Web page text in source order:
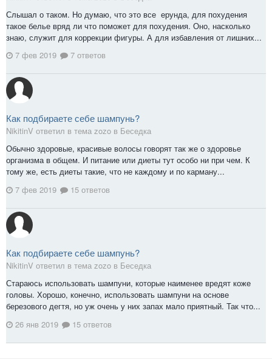
Слышал о таком. Но думаю, что это все ерунда, для похудения
такое белье вряд ли что поможет для похудения. Оно, насколько
знаю, служит для коррекции фигуры. А для избавления от лишних...
7 фев 2019
7 ответов
Как подбираете себе шампунь?
NikitinV ответил в тема zozo в Беседка
Обычно здоровые, красивые волосы говорят так же о здоровье
организма в общем. И питание или диеты тут особо ни при чем. К
тому же, есть диеты такие, что не каждому и по карману...
7 фев 2019
15 ответов
Как подбираете себе шампунь?
NikitinV ответил в тема zozo в Беседка
Стараюсь использовать шампуни, которые наименее вредят коже
головы. Хорошо, конечно, использовать шампуни на основе
березового дегтя, но уж очень у них запах мало приятный. Так что...
26 янв 2019
15 ответов